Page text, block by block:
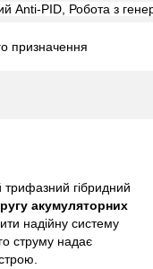
Anti-PID, Робота з
призначення
трифазний гібридний
акумуляторних
надійну систему
струму надає